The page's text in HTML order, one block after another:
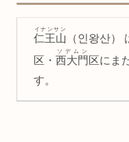
仁王山
イナンサン
（인왕산）
区・ 西大門
ソデムン
区にま
す。